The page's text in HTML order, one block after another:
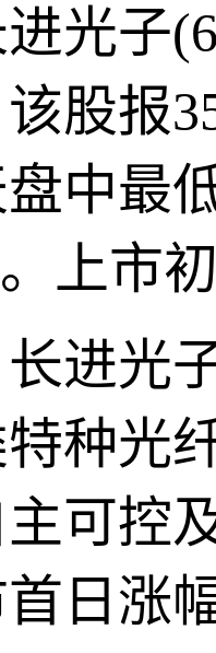
光子
股报
中最
上市
进光
种光
可控
日涨